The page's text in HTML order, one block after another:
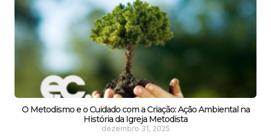
O Metodismo e o Cuidado com a Criação: Ação Ambiental na
História da Igreja Metodista
dezembro 31, 2025